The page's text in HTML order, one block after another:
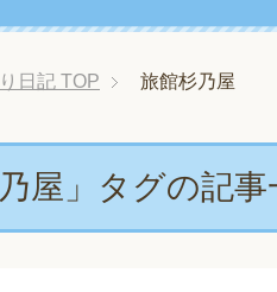
日記 TOP 旅館杉乃屋
乃屋」タグの記事